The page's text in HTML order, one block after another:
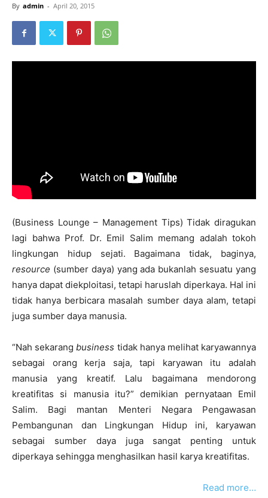
By admin - April 20, 2015
(Business Lounge – Management Tips) Tidak diragukan
lagi bahwa Prof. Dr. Emil Salim memang adalah tokoh
lingkungan hidup sejati. Bagaimana tidak, baginya,
resource (sumber daya) yang ada bukanlah sesuatu yang
hanya dapat diekploitasi, tetapi haruslah diperkaya. Hal ini
tidak hanya berbicara masalah sumber daya alam, tetapi
juga sumber daya manusia.
“Nah sekarangbusiness tidak hanya melihat karyawannya
sebagai orang kerja saja, tapi karyawan itu adalah
manusia yang kreatif. Lalu bagaimana mendorong
kreatifitas si manusia itu?” demikian pernyataan Emil
Salim. Bagi mantan Menteri Negara Pengawasan
Pembangunan dan Lingkungan Hidup ini, karyawan
sebagai sumber daya juga sangat penting untuk
diperkaya sehingga menghasilkan hasil karya kreatifitas.
Read more…